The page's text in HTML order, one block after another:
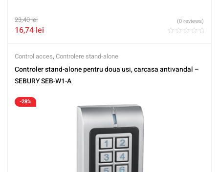
23,40lei
16,74 lei
(0 reviews)
Control acces, Controlere stand-alone
Controler stand-alone pentru doua usi, carcasa antivandal –
SEBURY SEB-W1-A
-28%